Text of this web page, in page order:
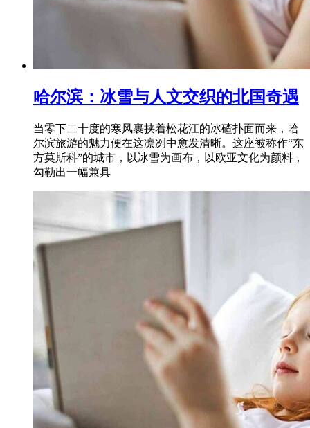
哈尔滨：冰雪与人文交织的北国奇遇
当零下二十度的寒风裹挟着松花江的冰碴扑面而来，哈
尔滨旅游的魅力便在这凛冽中愈发清晰。这座被称作“东
方莫斯科”的城市，以冰雪为画布，以欧亚文化为颜料，
勾勒出一幅兼具